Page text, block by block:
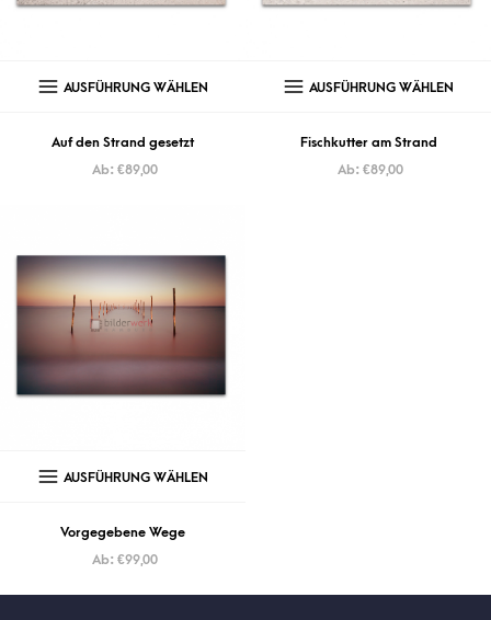
AUSFÜHRUNG WÄHLEN
Auf den Strand gesetzt
Ab: €89,00
AUSFÜHRUNG WÄHLEN
Fischkutter am Strand
Ab: €89,00
AUSFÜHRUNG WÄHLEN
Vorgegebene Wege
Ab: €99,00